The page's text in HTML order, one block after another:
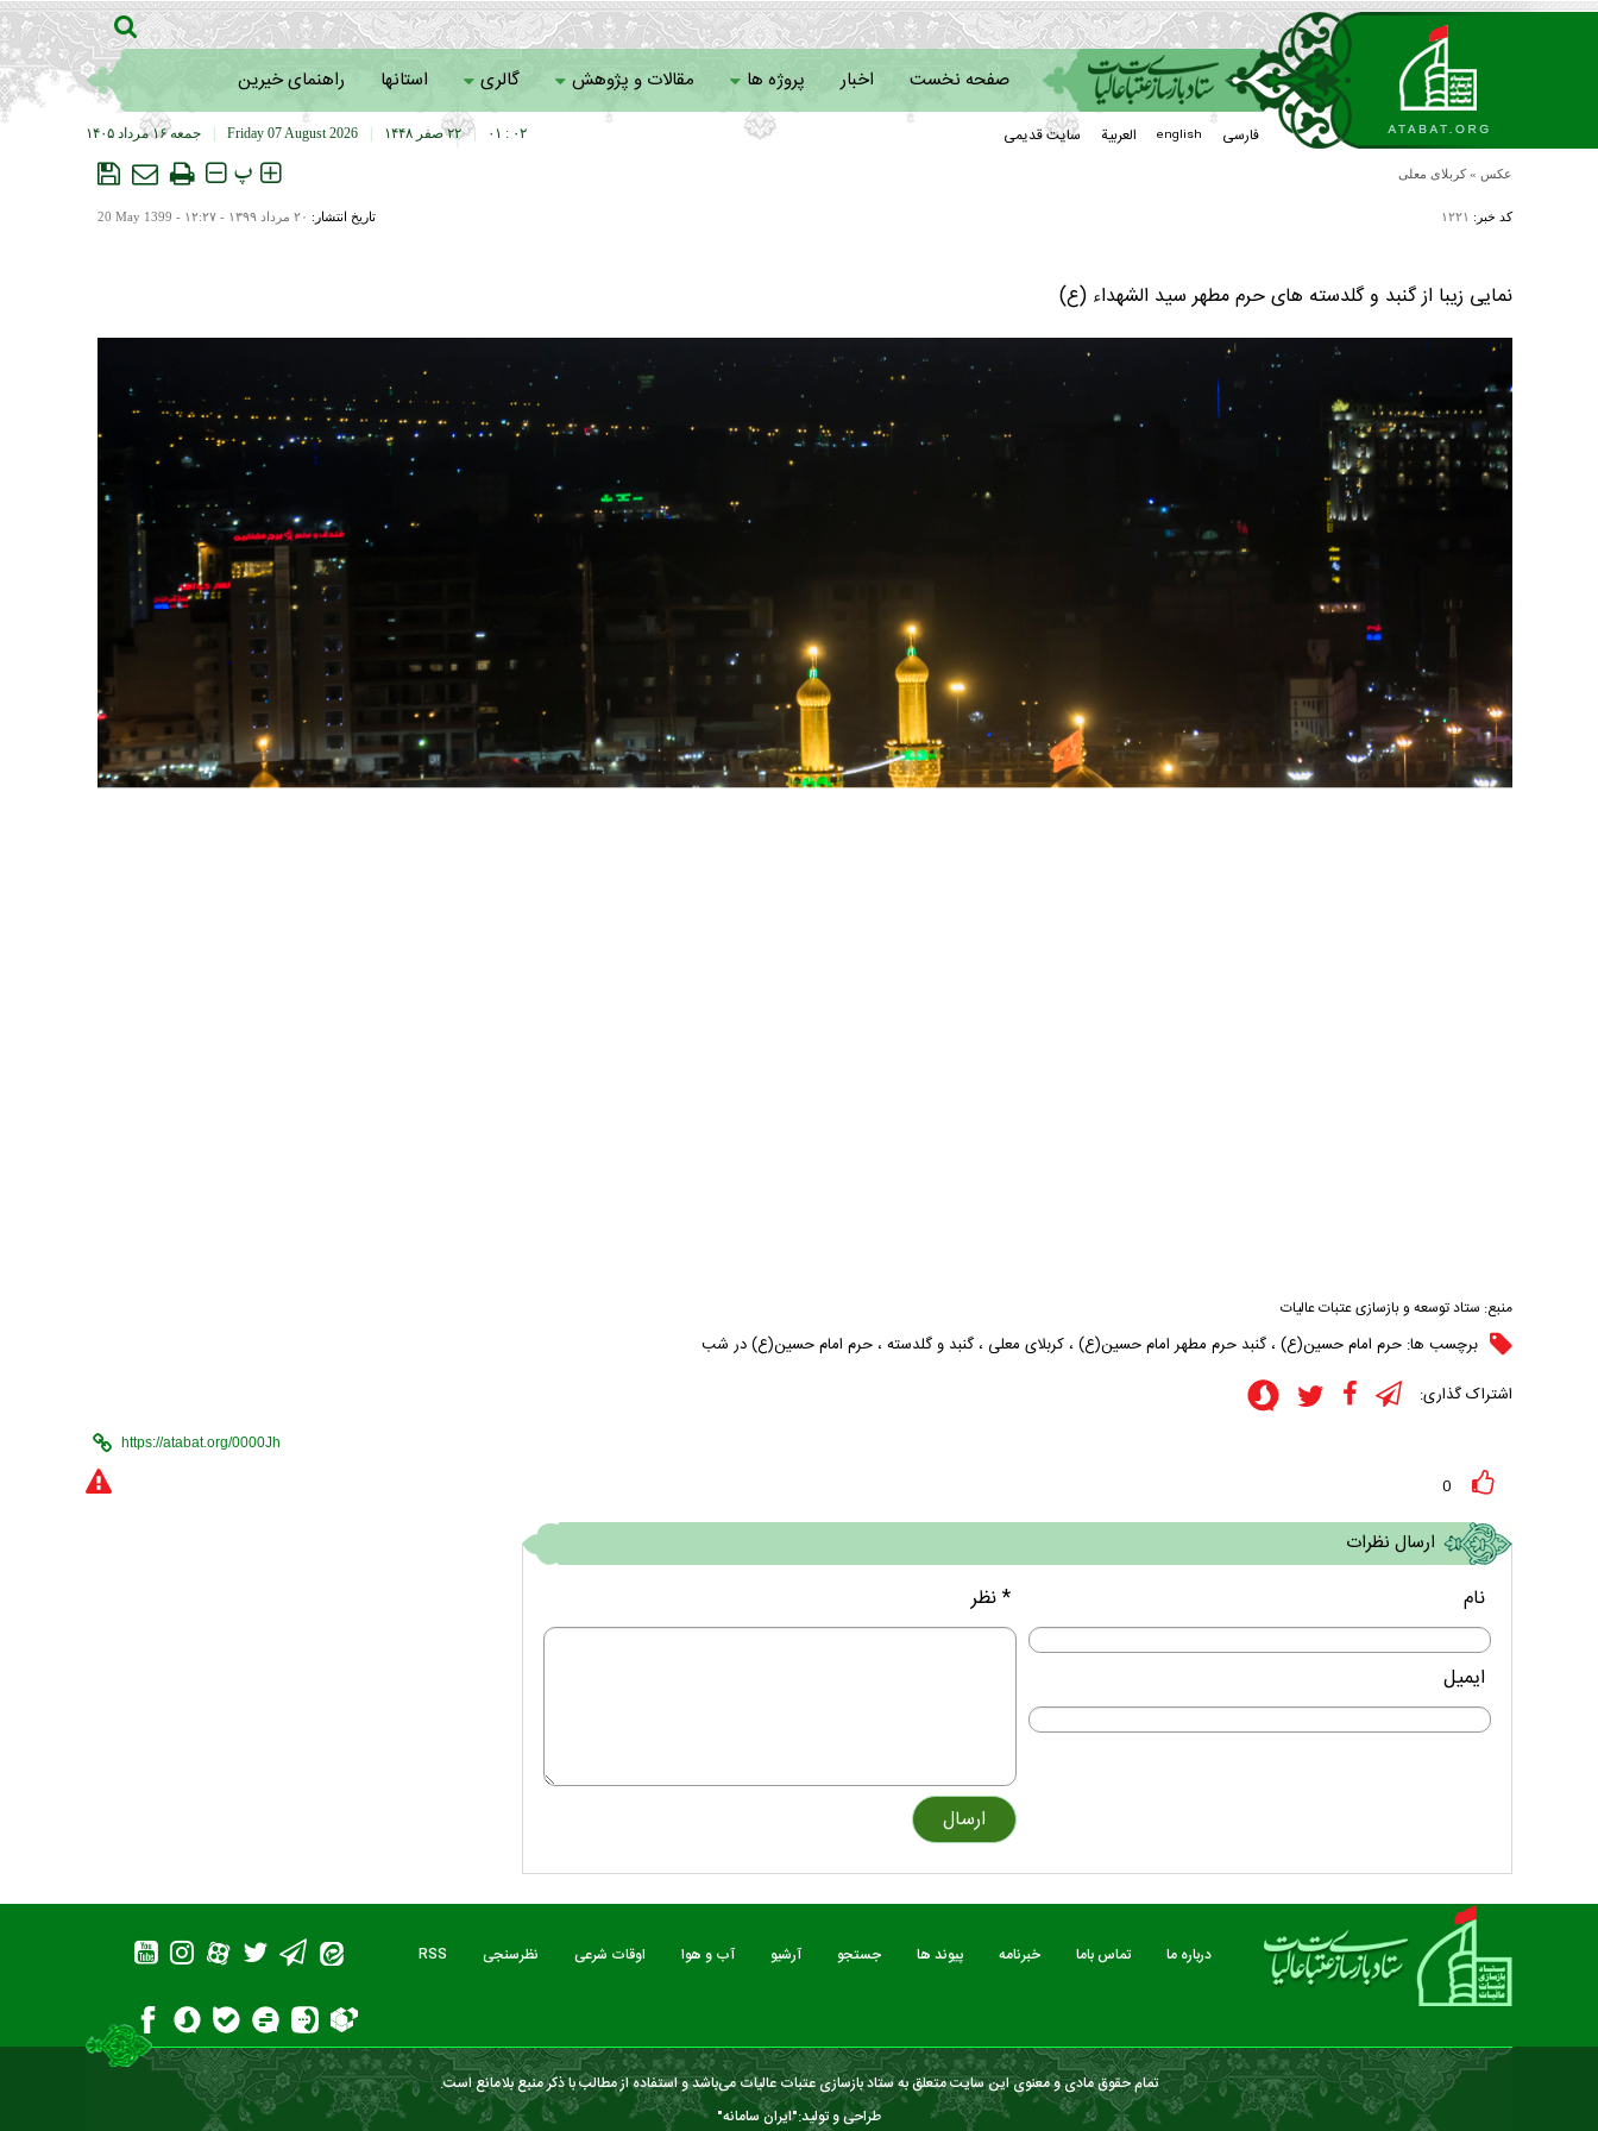
صفحه نخست اخبار پروژه ها مقالات و پژوهش گالری استانها راهنمای خیرین
سامانه خادمان فارسی english العربیة سایت قدیمی جمعه ۱۶ مرداد ۱۴۰۵ Friday 07 August 2026 ۲۲ صفر ۱۴۴۸ | ۰۲ : ۰۱
عکس »کربلای معلی پ
کد خبر: ۱۲۲۱ تاریخ انتشار: ۲۰ مرداد ۱۳۹۹ - ۱۲:۲۷ - 20 May 1399
نمایی زیبا از گنبد و گلدسته های حرم مطهر سید الشهداء (ع)
منبع: ستاد توسعه و بازسازی عتبات عالیات
برچسب ها: حرم امام حسین(ع) ، گنبد حرم مطهر امام حسین(ع) ، کربلای معلی ، گنبد و گلدسته ، حرم امام حسین(ع) در شب
اشتراک گذاری:
0
ارسال نظرات
نام
ایمیل
* نظر
درباره ما تماس باما خبرنامه پیوند ها جستجو آرشیو آب و هوا اوقات شرعی نظرسنجی RSS
درباره ما تماس باما خبرنامه
تمام حقوق مادی و معنوی این سایت متعلق به ستاد بازسازی عتبات عالیات می‌باشد و استفاده از مطالب با ذکر منبع بلامانع است.
طراحی و تولید:"ایران سامانه"